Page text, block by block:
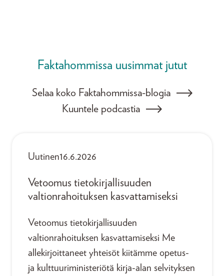
Faktahommissa uusimmat jutut
Selaa koko Faktahommissa-blogia
Kuuntele podcastia
Uutinen16.6.2026
Vetoomus tietokirjallisuuden
valtionrahoituksen kasvattamiseksi
Vetoomus tietokirjallisuuden
valtionrahoituksen kasvattamiseksi Me
allekirjoittaneet yhteisöt kiitämme opetus-
ja kulttuuriministeriötä kirja-alan selvityksen